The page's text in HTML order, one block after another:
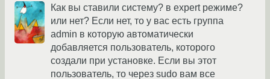
Как вы ставили систему? в expert режиме?
или нет? Если нет, то у вас есть группа
admin в которую автоматически
добавляется пользователь, которого
создали при установке. Если вы этот
пользователь, то через sudo вам все